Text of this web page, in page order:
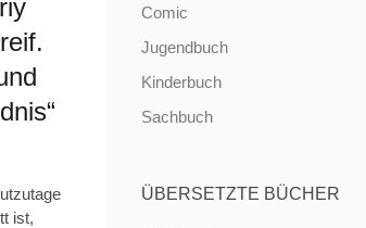
ist,
Comic
Jugendbuch
Kinderbuch
Sachbuch
ÜBERSETZTE BÜCHER